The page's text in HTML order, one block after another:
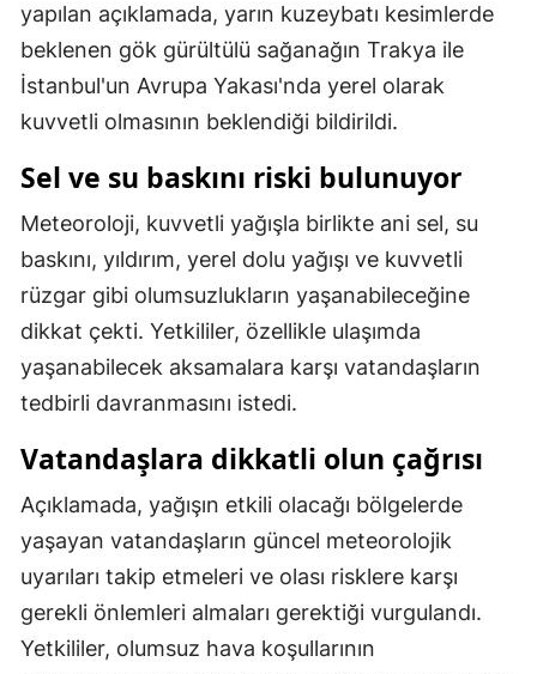
Kayseri
Kırklareli
Kırşehir
Kocaeli
Konya
Kütahya
Malatya
Manisa
Kahramanmaraş
Mardin
Muğla
Muş
Nevşehir
Niğde
yapılan açıklamada, yarın kuzeybatı kesimlerde
beklenen gök gürültülü sağanağın Trakya ile
İstanbul'un Avrupa Yakası'nda yerel olarak
kuvvetli olmasının beklendiği bildirildi.
Sel ve su baskını riski bulunuyor
Meteoroloji, kuvvetli yağışla birlikte ani sel, su
baskını, yıldırım, yerel dolu yağışı ve kuvvetli
rüzgar gibi olumsuzlukların yaşanabileceğine
dikkat çekti. Yetkililer, özellikle ulaşımda
yaşanabilecek aksamalara karşı vatandaşların
tedbirli davranmasını istedi.
Vatandaşlara dikkatli olun çağrısı
Açıklamada, yağışın etkili olacağı bölgelerde
yaşayan vatandaşların güncel meteorolojik
uyarıları takip etmeleri ve olası risklere karşı
gerekli önlemleri almaları gerektiği vurgulandı.
Yetkililer, olumsuz hava koşullarının